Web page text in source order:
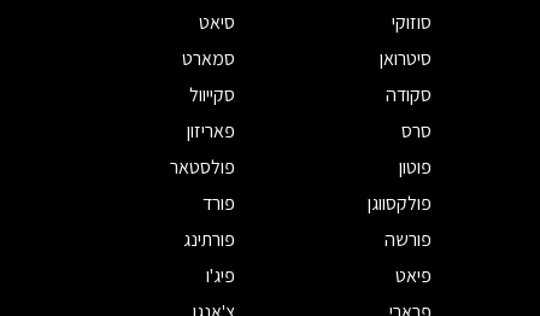
סוזוקי
סיאט
סיטרואן
סמארט
סקודה
סקייוול
סרס
פאריזון
פוטון
פולסטאר
פולקסווגן
פורד
פורשה
פורתינג
פיאט
פיג'ו